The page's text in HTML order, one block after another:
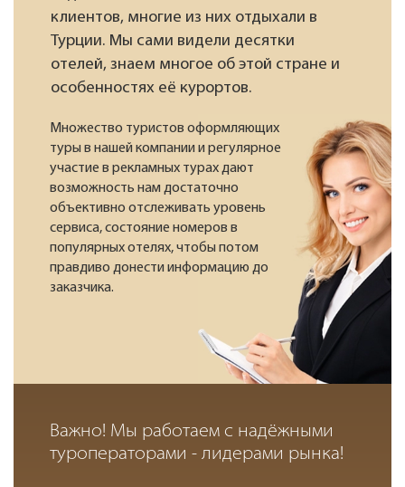
клиентов, многие из них отдыхали в
Турции. Мы сами видели десятки
отелей, знаем многое об этой стране и
особенностях её курортов.
Множество туристов оформляющих
туры в нашей компании и регулярное
участие в рекламных турах дают
возможность нам достаточно
объективно отслеживать уровень
сервиса, состояние номеров в
популярных отелях, чтобы потом
правдиво донести информацию до
заказчика.
Важно! Мы работаем с надёжными
туроператорами - лидерами рынка!